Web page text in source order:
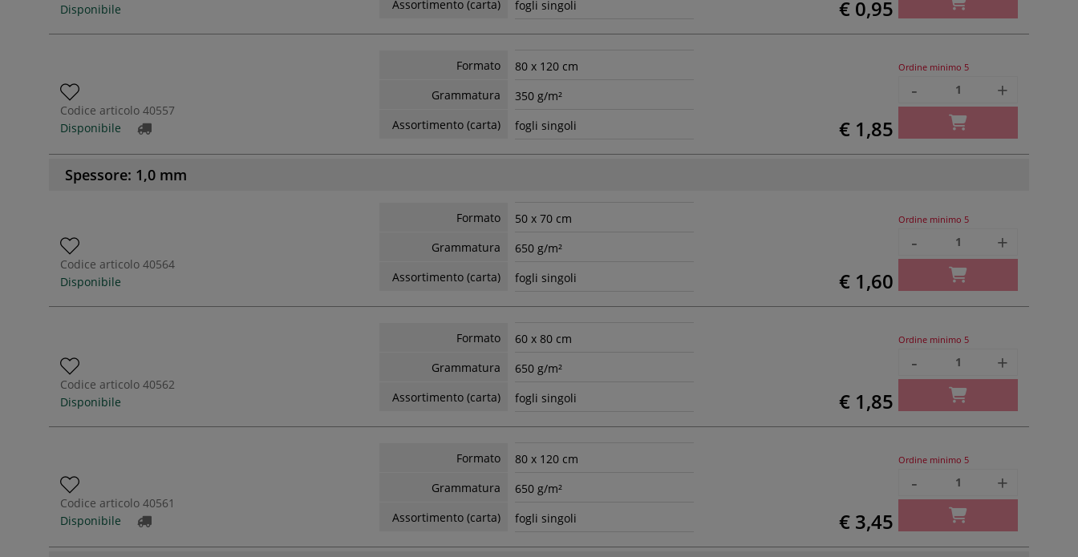
Disponibile
Assortimento (carta)
fogli singoli € 0,95
Codice articolo 40557
Disponibile
Formato
80 x 120 cm
Grammatura
350 g/m²
Assortimento (carta)
fogli singoli € 1,85
Ordine minimo 5
- +
Spessore: 1,0 mm
Codice articolo 40564
Disponibile
Formato
50 x 70 cm
Grammatura
650 g/m²
Assortimento (carta)
fogli singoli € 1,60
Ordine minimo 5
- +
Codice articolo 40562
Disponibile
Formato
60 x 80 cm
Grammatura
650 g/m²
Assortimento (carta)
fogli singoli € 1,85
Ordine minimo 5
- +
Codice articolo 40561
Disponibile
Formato
80 x 120 cm
Grammatura
650 g/m²
Assortimento (carta)
fogli singoli € 3,45
Ordine minimo 5
- +